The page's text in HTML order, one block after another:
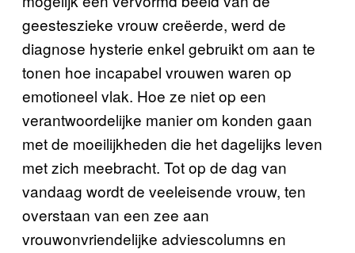
geesteszieke vrouw creëerde, werd de
diagnose hysterie enkel gebruikt om aan te
tonen hoe incapabel vrouwen waren op
emotioneel vlak. Hoe ze niet op een
verantwoordelijke manier om konden gaan
met de moeilijkheden die het dagelijks leven
met zich meebracht. Tot op de dag van
vandaag wordt de veeleisende vrouw, ten
overstaan van een zee aan
vrouwonvriendelijke adviescolumns en